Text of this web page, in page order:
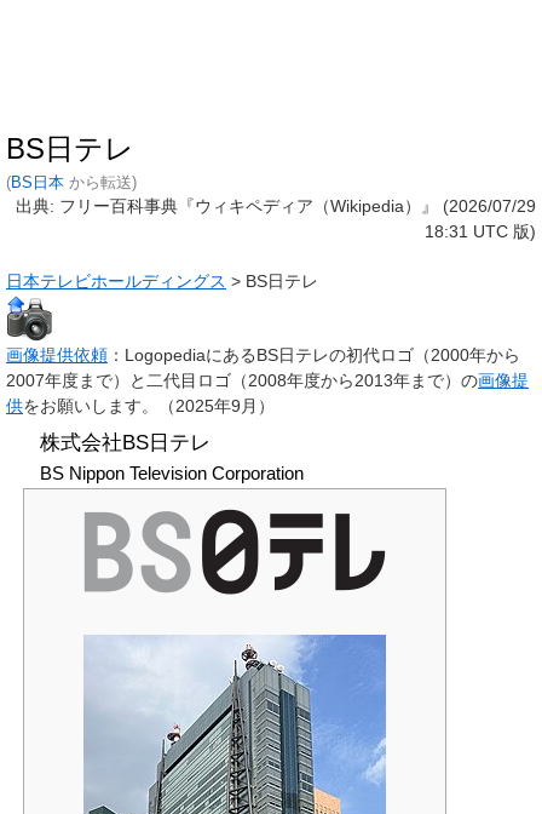
BS日テレ
(BS日本 から転送)
出典: フリー百科事典『ウィキペディア（Wikipedia）』 (2026/07/29
18:31 UTC 版)
日本テレビホールディングス > BS日テレ
画像提供依頼 ：LogopediaにあるBS日テレの初代ロゴ（2000年から
2007年度まで）と二代目ロゴ（2008年度から2013年まで）の画像提
供をお願いします。 （2025年9月 ）
株式会社BS日テレ
BS Nippon Television Corporation